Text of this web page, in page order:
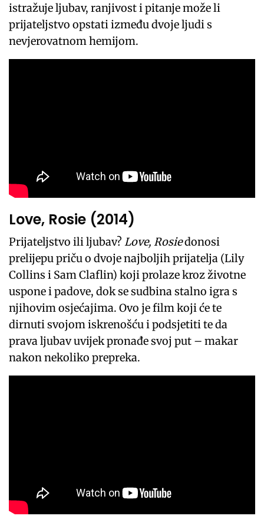
istražuje ljubav, ranjivost i pitanje može li
prijateljstvo opstati između dvoje ljudi s
nevjerovatnom hemijom.
Love, Rosie (2014)
Prijateljstvo ili ljubav?Love, Rosiedonosi
prelijepu priču o dvoje najboljih prijatelja (Lily
Collins i Sam Claflin) koji prolaze kroz životne
uspone i padove, dok se sudbina stalno igra s
njihovim osjećajima. Ovo je film koji će te
dirnuti svojom iskrenošću i podsjetiti te da
prava ljubav uvijek pronađe svoj put – makar
nakon nekoliko prepreka.